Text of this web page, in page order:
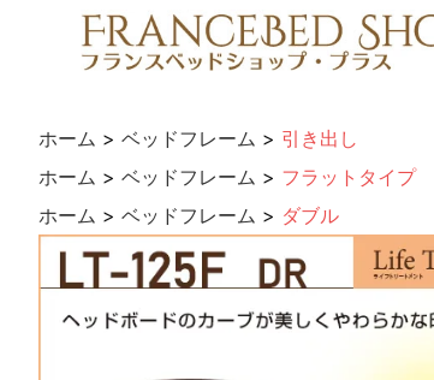
ホーム > ベッドフレーム > 引き出し
ホーム > ベッドフレーム > フラットタイプ
ホーム > ベッドフレーム > ダブル